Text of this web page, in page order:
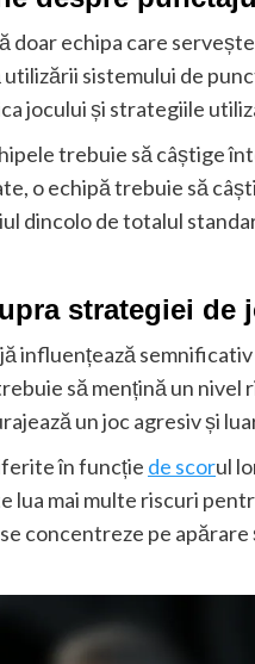
doar echipa care
sistemului de
jocului și strategiile
trebuie să câștige
o echipă trebuie să
dincolo de totalul
strategiei de
influențează
să mențină un
un joc agresiv și
în funcție de scorul
lua mai multe riscuri
concentreze pe